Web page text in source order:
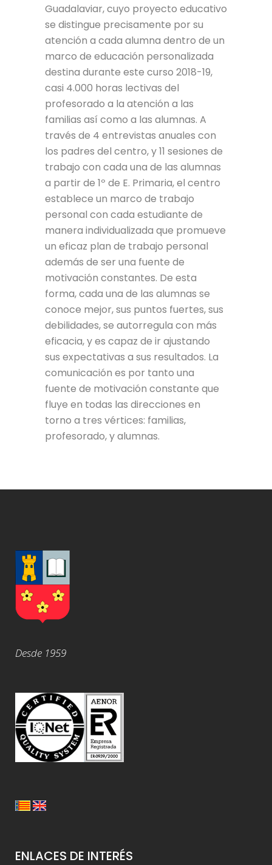
Guadalaviar, cuyo proyecto educativo
se distingue precisamente por su
atención a cada alumna dentro de un
marco de educación personalizada
destina durante este curso 2018-19,
casi 4.000 horas lectivas del
profesorado a la atención a las
familias así como a las alumnas. A
través de 4 entrevistas anuales con
los padres del centro, y 11 sesiones de
trabajo con cada una de las alumnas
a partir de 1º de E. Primaria, el centro
establece un marco de trabajo
personal con cada estudiante de
manera individualizada que promueve
un eficaz plan de trabajo personal
además de ser una fuente de
motivación constantes. De esta
forma, cada una de las alumnas se
conoce mejor, sus puntos fuertes, sus
debilidades, se autorregula con más
eficacia, y es capaz de ir ajustando
sus expectativas a sus resultados. La
comunicación es por tanto una
fuente de motivación constante que
fluye en todas las direcciones en
torno a tres vértices: familias,
profesorado, y alumnas.
Desde 1959
ENLACES DE INTERÉS